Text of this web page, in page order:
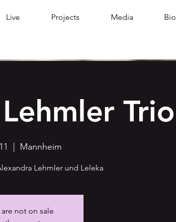
Live Projects Media Bio
Trio
  |
Mannheim
Lehmler und Leleka
not on sale